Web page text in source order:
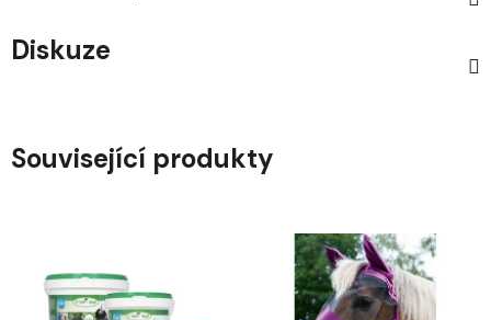
Diskuze
Související produkty